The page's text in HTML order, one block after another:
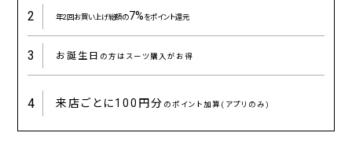
2 年2回お買い上げ総額の7%をポイント還元
3 お誕生日 の方はスーツ購入がお得
4 来店ごとに100円分 のポイント加算(アプリのみ)